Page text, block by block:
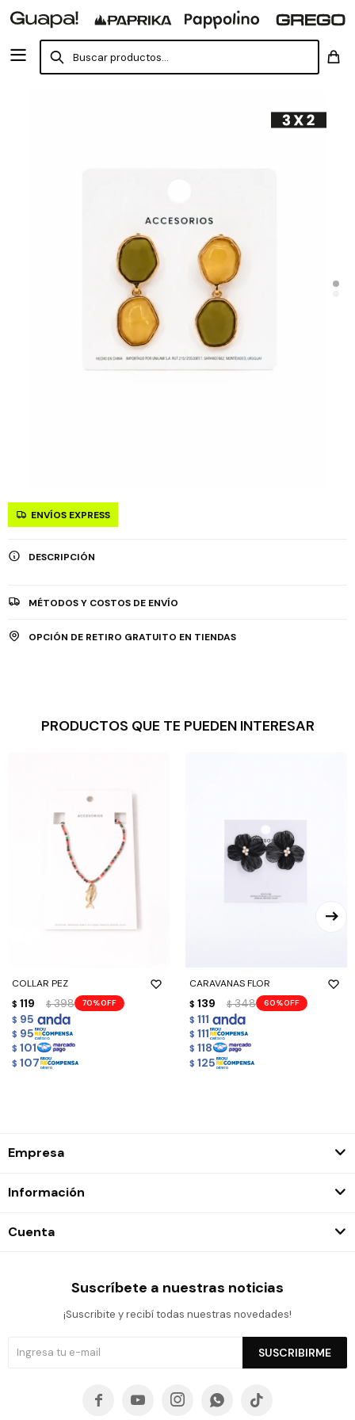
ENVÍOS EXPRESS
DESCRIPCIÓN
MÉTODOS Y COSTOS DE ENVÍO
OPCIÓN DE RETIRO GRATUITO EN TIENDAS
PRODUCTOS QUE TE PUEDEN INTERESAR
COLLAR PEZ
$ 119 $ 398 70
$ 95
$ 95
$ 101
$ 107
CARAVANAS FLOR
$ 139 $ 348 60
$ 111
$ 111
$ 118
$ 125
Empresa
Información
Cuenta
Suscríbete a nuestras noticias
¡Suscribite y recibí todas nuestras novedades!
SUSCRIBIRME
    